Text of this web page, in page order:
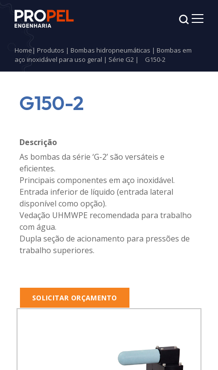
Home| Produtos | Bombas hidropneumáticas | Bombas em
aço inoxidável para uso geral | Série G2 | G150-2
G150-2
Descrição
As bombas da série ‘G-2’ são versáteis e
eficientes.
Principais componentes em aço inoxidável.
Entrada inferior de líquido (entrada lateral
disponível como opção).
Vedação UHMWPE recomendada para trabalho
com água.
Dupla seção de acionamento para pressões de
trabalho superiores.
SOLICITAR ORÇAMENTO